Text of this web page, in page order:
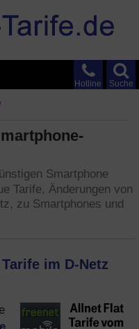
Suche
Hotline
Smartphone
Tarife, Änderungen von
zu Smartphones und
im D-Netz